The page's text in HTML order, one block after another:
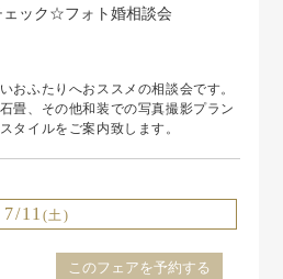
ェック☆フォト婚相談会
おふたりへおススメの相談会です。
畳、その他和装での写真撮影プラン
タイルをご案内致します。
7/11 (土)
このフェアを予約する